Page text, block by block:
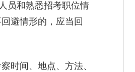
员和熟悉招考职位情
避情形的，应当回
时间、地点、方法、